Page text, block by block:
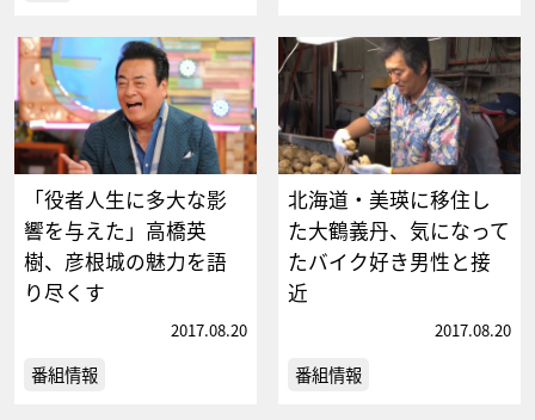
「役者人生に多大な影
響を与えた」高橋英
樹、彦根城の魅力を語
り尽くす
2017.08.20
番組情報
北海道・美瑛に移住し
た大鶴義丹、気になって
たバイク好き男性と接
近
2017.08.20
番組情報